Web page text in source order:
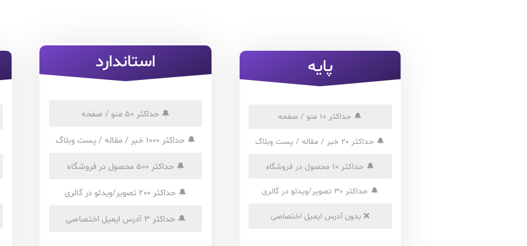
پایه
🔔 حداکثر 10 منو / صفحه
🔔 حداکثر 20 خبر / مقاله / پست وبلاگ
🔔 حداکثر 10 محصول در فروشگاه
🔔 حداکثر 30 تصویر/ویدئو در گالری
❌بدون آدرس ایمیل اختصاصی
استاندارد
🔔 حداکثر 50 منو / صفحه
🔔 حداکثر 1000 خبر / مقاله / پست وبلاگ
🔔حداکثر 500 محصول در فروشگاه
🔔 حداکثر 200 تصویر/ویدئو در گالری
🔔حداکثر 3 آدرس ایمیل اختصاصی